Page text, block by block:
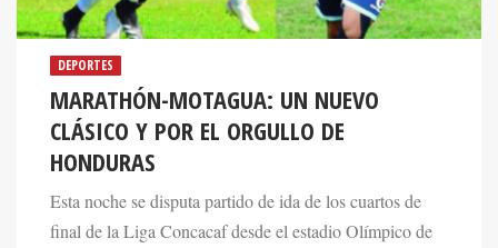
DEPORTES
MARATHÓN-MOTAGUA: UN NUEVO
CLÁSICO Y POR EL ORGULLO DE
HONDURAS
Esta noche se disputa partido de ida de los cuartos de
final de la Liga Concacaf desde el estadio Olímpico de